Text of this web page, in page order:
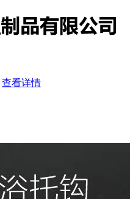
查看详情